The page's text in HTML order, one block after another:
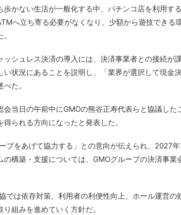
歩かない生活が一般化する中、パチンコ店を利用す
へ立ち寄る必要がなくなり、少額から遊技できる
シュレス決済の導入には、決済事業者との接続が
状況にあることを説明し、「業界が選択して現金
た。
当日の午前中にGMOの熊谷正寿代表らと協議し
られる方向になったと発表した。
プをあげて協力する」との意向が伝えられ、2027
構築・支援については、GMOグループの決済事業
では依存対策、利用者の利便性向上、ホール運営
組みを進めていく方針だ。